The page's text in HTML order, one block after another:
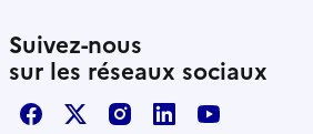
Suivez-nous
sur les réseaux sociaux
FacebookX / TwitterInstagram
LinkedInYoutube